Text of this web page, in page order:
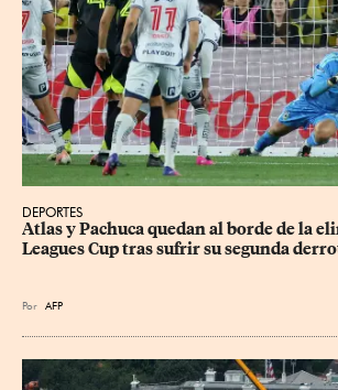
DEPORTES
Atlas y Pachuca quedan al borde de la
Leagues Cup tras sufrir su segunda
Por AFP